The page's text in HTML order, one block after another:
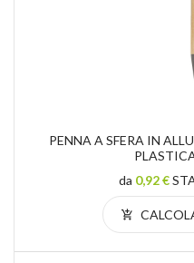
PENNA A SFERA IN
da 0,92 €